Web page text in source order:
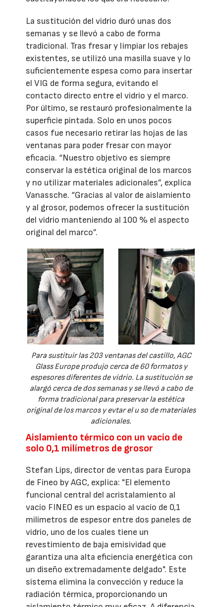
La sustitución del vidrio duró unas dos
semanas y se llevó a cabo de forma
tradicional. Tras fresar y limpiar los rebajes
existentes, se utilizó una masilla suave y lo
suficientemente espesa como para insertar
el VIG de forma segura, evitando el
contacto directo entre el vidrio y el marco.
Por último, se restauró profesionalmente la
superficie pintada. Solo en unos pocos
casos fue necesario retirar las hojas de las
ventanas para poder fresar con mayor
eficacia. “Nuestro objetivo es siempre
conservar la estética original de los marcos
y no utilizar materiales adicionales”, explica
Vanassche. “Gracias al valor de aislamiento
y al grosor, podemos ofrecer la sustitución
del vidrio manteniendo al 100 % el aspecto
original del marco”.
Para sustituir las 203 ventanas del castillo, AGC
Glass Europe produjo cerca de 60 formatos y
espesores diferentes de vidrio. La sustitución se
alargó cerca de dos semanas y se llevó a cabo de
forma tradicional para preservar la estética
original de los marcos y evtar el u so de materiales
adicionales.
Aislamiento térmico con un vacío de
solo 0,1 milímetros de grosor
Stefan Lips, director de ventas para Europa
de Fineo by AGC, explica: "El elemento
funcional central del acristalamiento al
vacío FINEO es un espacio al vacío de 0,1
milímetros de espesor entre dos paneles de
vidrio, uno de los cuales tiene un
revestimiento de baja emisividad que
garantiza una alta eficiencia energética con
un diseño extremadamente delgado". Este
sistema elimina la convección y reduce la
radiación térmica, proporcionando un